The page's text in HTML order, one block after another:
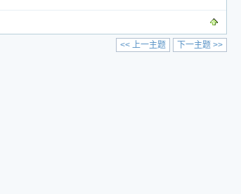
下一主题 >>
<< 上一主题